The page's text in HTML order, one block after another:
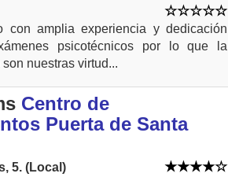
con amplia experiencia y dedicación
psicotécnicos por lo que la
nuestras virtud...
Centro de
Puerta de Santa
5. (Local)